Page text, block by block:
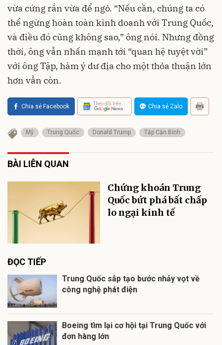
vừa cứng rắn vừa để ngỏ. “Nếu cần, chúng ta có
thể ngừng hoàn toàn kinh doanh với Trung Quốc,
và điều đó cũng không sao,” ông nói. Nhưng đồng
thời, ông vẫn nhấn mạnh tới “quan hệ tuyệt vời”
với ông Tập, hàm ý dư địa cho một thỏa thuận lớn
hơn vẫn còn.
Chia sẻ Facebook Theo dõi trên Chia sẻ Zalo
Mỹ Trung Quốc Donald Trump Tập Cận Bình
BÀI LIÊN QUAN
Chứng khoán Trung
Quốc bứt phá bất chấp
lo ngại kinh tế
ĐỌC TIẾP
Trung Quốc sắp tạo bước nhảy vọt về
công nghệ phát điện
Boeing tìm lại cơ hội tại Trung Quốc với
đơn hàng lớn